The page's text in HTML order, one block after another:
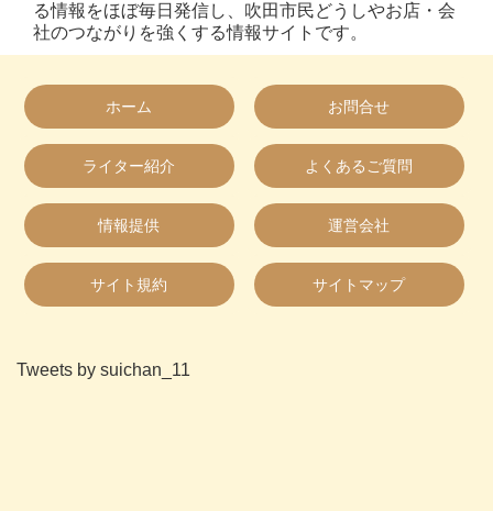
る情報をほぼ毎日発信し、吹田市民どうしやお店・会
社のつながりを強くする情報サイトです。
ホーム お問合せ
ライター紹介 よくあるご質問
情報提供 運営会社
サイト規約 サイトマップ
Tweets by suichan_11